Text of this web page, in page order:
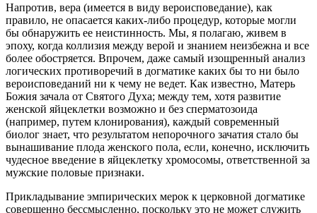
Напротив, вера (имеется в виду вероисповедание), как
правило, не опасается каких-либо процедур, которые могли
бы обнаружить ее неистинность. Мы, я полагаю, живем в
эпоху, когда коллизия между верой и знанием неизбежна и все
более обостряется. Впрочем, даже самый изощренный анализ
логических противоречий в догматике каких бы то ни было
вероисповеданий ни к чему не ведет. Как известно, Матерь
Божия зачала от Святого Духа; между тем, хотя развитие
женской яйцеклетки возможно и без сперматозоида
(например, путем клонирования), каждый современный
биолог знает, что результатом непорочного зачатия стало бы
вынашивание плода женского пола, если, конечно, исключить
чудесное введение в яйцеклетку хромосомы, ответственной за
мужские половые признаки.
Прикладывание эмпирических мерок к церковной догматике
совершенно бессмысленно, поскольку это не может служить